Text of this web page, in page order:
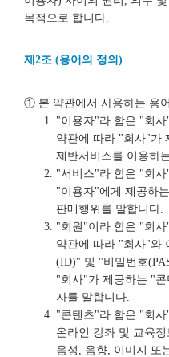
목적으로 합니다.
제2조 (용어의 정의)
① 본 약관에서 사용하는 용
"이용자"라 함은 "회
약관에 따라 "회사"가
제반서비스를 이용하
"서비스"라 함은 "회
"이용자"에게 제공하
판매행위를 말합니다.
"회원"이라 함은 "회
약관에 따라 "회사"와
(ID)" 및 "비밀번호
"회사"가 제공하는 "
자를 말합니다.
"콘텐츠"라 함은 "회
온라인 강좌 및 교육
음성, 음향, 이미지 또